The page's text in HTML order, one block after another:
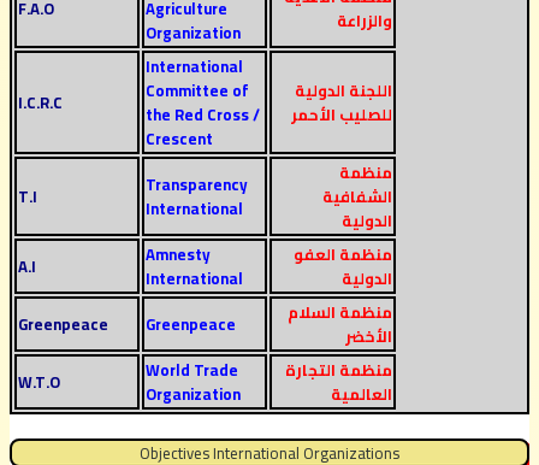
F.A.O
Agriculture
Organization
والزراعة
I.C.R.C
International
Committee of
the Red Cross /
Crescent
اللجنة الدولية
للصليب الأحمر
T.I
Transparency
International
منظمة
الشفافية
الدولية
A.I
Amnesty
International
منظمة العفو
الدولية
Greenpeace
Greenpeace
منظمة السلام
الأخضر
W.T.O
World Trade
Organization
منظمة التجارة
العالمية
Objectives International Organizations